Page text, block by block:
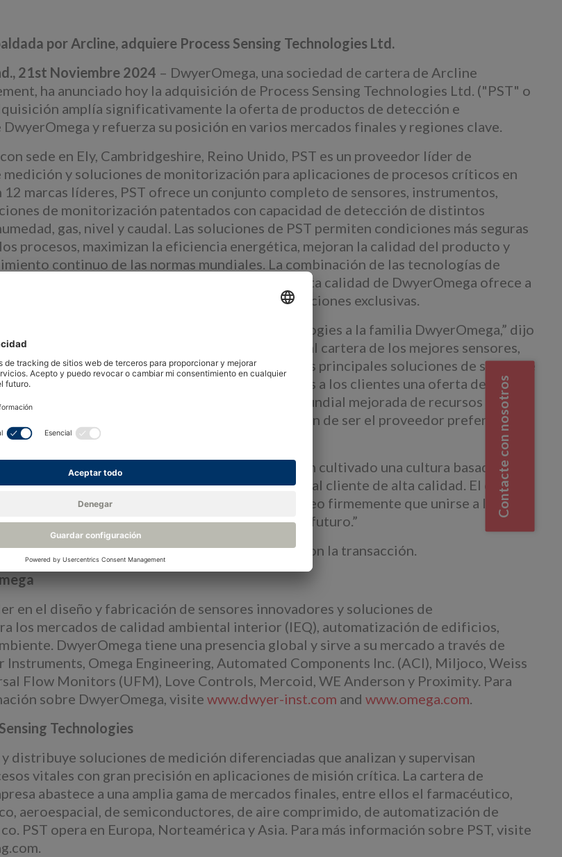
por Arcline, adquiere Process Sensing Technologies Ltd.
21st Noviembre 2024 – DwyerOmega, una sociedad de cartera de Arcline
ha anunciado hoy la adquisición de Process Sensing Technologies Ltd. ("PST" o
amplía significativamente la oferta de productos de detección e
y refuerza su posición en varios mercados finales y regiones clave.
sede en Ely, Cambridgeshire, Reino Unido, PST es un proveedor líder de
y soluciones de monitorización para aplicaciones de procesos críticos en
marcas líderes, PST ofrece un conjunto completo de sensores, instrumentos,
de monitorización patentados con capacidad de detección de distintos
gas, nivel y caudal. Las soluciones de PST permiten condiciones más seguras
procesos, maximizan la eficiencia energética, mejoran la calidad del producto y
continuo de las normas mundiales. La combinación de las tecnologías de
con la cartera de sensores e instrumentación de alta calidad de DwyerOmega ofrece a
más amplia de soluciones adaptadas a sus aplicaciones exclusivas.
de dar la bienvenida a Process Sensing Technologies a la familia DwyerOmega,” dijo
de DwyerOmega. “PST cuenta con una excepcional cartera de los mejores sensores,
de gases de su categoría, así como con las principales soluciones de software
dos grandes organizaciones, proporcionaremos a los clientes una oferta de
de medición de precisión con una red mundial mejorada de recursos de
Con esta adquisición avanzamos en nuestra visión de ser el proveedor preferido de
para clientes de todo el mundo.”
PST, comentó, “En PST, nuestros empleados han cultivado una cultura basada en la
continua y la búsqueda incesante de un servicio al cliente de alta calidad. El equipo
una clara alineación con estos principios, y creo firmemente que unirse a la
fortalecerá nuestros esfuerzos colectivos en el futuro.”
asesor financiero de DwyerOmega en relación con la transacción.
en el diseño y fabricación de sensores innovadores y soluciones de
los mercados de calidad ambiental interior (IEQ), automatización de edificios,
DwyerOmega tiene una presencia global y sirve a su mercado a través de
Instruments, Omega Engineering, Automated Components Inc. (ACI), Miljoco, Weiss
Flow Monitors (UFM), Love Controls, Mercoid, WE Anderson y Proximity. Para
sobre DwyerOmega, visite www.dwyer-inst.com and www.omega.com.
Technologies
y distribuye soluciones de medición diferenciadas que analizan y supervisan
vitales con gran precisión en aplicaciones de misión crítica. La cartera de
abastece a una amplia gama de mercados finales, entre ellos el farmacéutico,
aeroespacial, de semiconductores, de aire comprimido, de automatización de
PST opera en Europa, Norteamérica y Asia. Para más información sobre PST, visite
Contacte con nosotros